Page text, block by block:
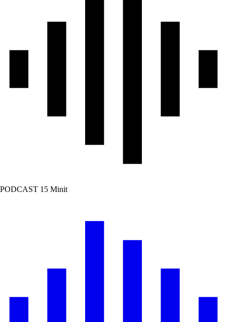
PODCAST 15 Minit